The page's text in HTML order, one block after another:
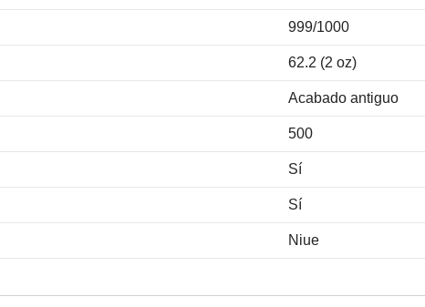
999/1000
62.2 (2 oz)
Acabado antiguo
500
Sí
Sí
Niue